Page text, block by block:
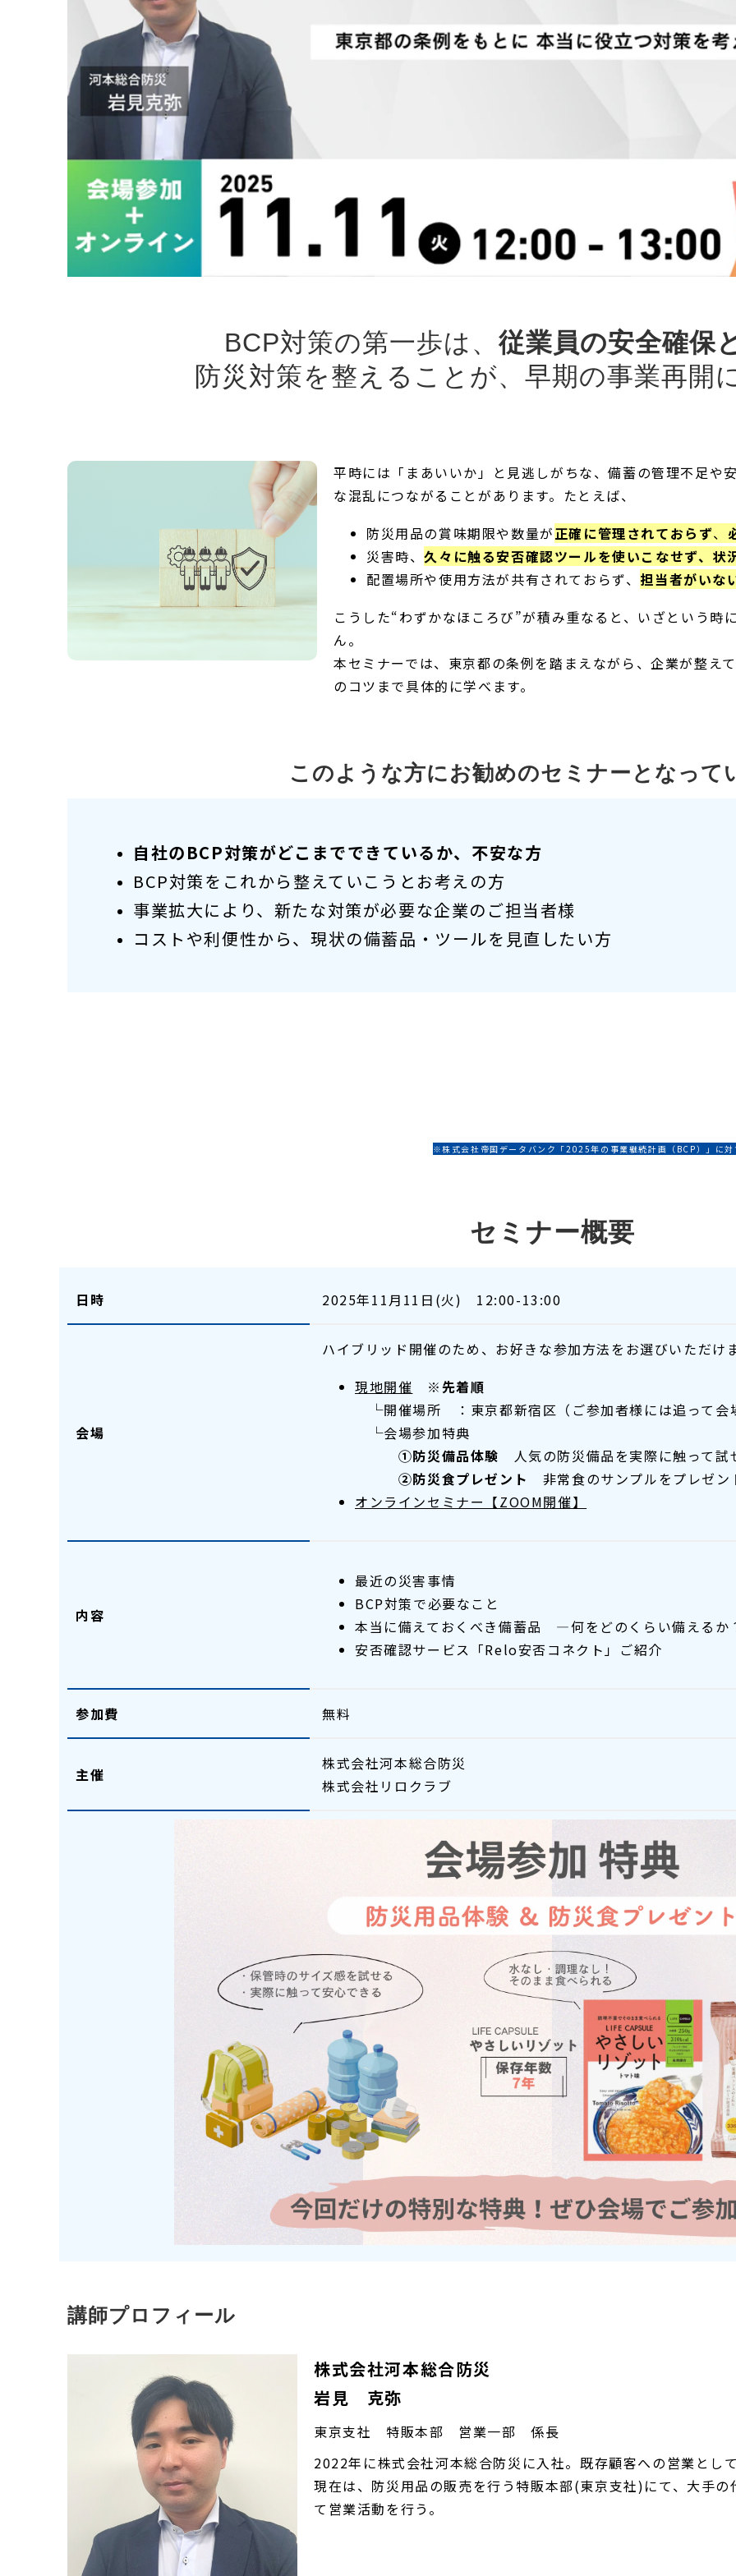
BCP対策の第一歩は、 従業員の安全確保
防災対策を整えることが、早期の事業再開
平時には「まあいいか」と見逃しがちな、備蓄の管理不足や
な混乱につながることがあります。たとえば、
防災用品の賞味期限や数量が正確に管理されておらず、
災害時、久々に触る安否確認ツールを使いこなせず、状
配置場所や使用方法が共有されておらず、 担当者がいな
こうした“わずかなほころび”が積み重なると、いざという時
ん。
本セミナーでは、東京都の条例を踏まえながら、企業が整え
のコツまで具体的に学べます。
このような方にお勧めのセミナーとなって
自社のBCP対策がどこまでできているか、不安な方
BCP対策をこれから整えていこうとお考えの方
事業拡大により、新たな対策が必要な企業のご担当者様
コストや利便性から、現状の備蓄品・ツールを見直したい方
※株式会社帝国データバンク「2025年の事業継続計画（BCP）」に
セミナー概要
日時 2025年11月11日(火) 12:00-13:00
会場
ハイブリッド開催のため、お好きな参加方法をお選びいただけま
現地開催
※先着順
└開催場所 ：東京都新宿区（ご参加者様には追って会
└会場参加特典
①防災備品体験 人気の防災備品を実際に触って試
②防災食プレゼント
非常食のサンプルをプレゼン
オンラインセミナー【ZOOM開催】
内容
最近の災害事情
BCP対策で必要なこと
本当に備えておくべき備蓄品 ―何をどのくらい備える
安否確認サービス「Relo安否コネクト」ご紹介
参加費 無料
主催
株式会社河本総合防災
株式会社リロクラブ
講師プロフィール
株式会社河本総合防災
岩見 克弥
東京支社 特販本部 営業一部 係長
2022年に株式会社河本総合防災に入社。既存顧客への営業とし
現在は、防災用品の販売を行う特販本部(東京支社)にて、大手
て営業活動を行う。